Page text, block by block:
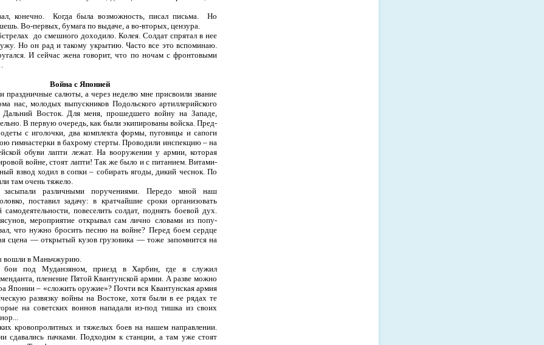
конечно.
Когда была возможность, писал письма.
Но
Во-первых, бумага по выдаче, а во-вторых, цензура.
до смешного доходило. Колея. Солдат спрятал в нее
Но он рад и такому укрытию. Часто все это вспоминаю.
И сейчас жена говорит, что по ночам с фронтовыми
Война с Японией
праздничные салюты, а через неделю мне присвоили звание
нас, молодых выпускников Подольского ар­тиллерийского
Восток. Для меня, прошедшего войну на Западе,
В первую очередь, как были экипированы войска. Пред­
с иголочки, два комплекта формы, пуговицы и сапоги
гимнастерки в бахрому стерты. Проводили инспекцию – на
обуви лапти лежат. На вооружении у армии, которая
войне, стоят лапти! Так же было и с питанием. Витами­
взвод ходил в сопки – собирать ягоды, дикий чеснок. По
там очень тяжело.
раз­личными поручениями. Передо мной наш
поставил задачу: в кратчайшие сроки организо­вать
самодеятельности, повеселить солдат, поднять бо­евой дух.
мероприятие откры­вал сам лично словами из попу­
что нужно бросить песню на войне? Перед боем сердце
сцена — открытый кузов грузовика — тоже запомнится на
вошли в Маньчжурию.
бои под Муданзяном, приезд в Харбин, где я слу­жил
пленение Пятой Квантунской армии. А разве можно
Японии– «сложить оружие»? Почти вся Квантунская армия
развязку войны на Востоке, хотя были в ее рядах те
на советских воинов нападали из-под тишка из своих
кровопро­литных и тяжелых боев на на­шем направлении.
сдавались пачка­ми. Подходим к станции, атам уже стоят